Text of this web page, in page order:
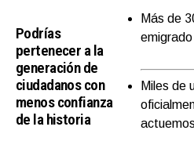
Podrías
pertenecer a la
generación de
ciudadanos con
menos confianza
de la historia
Más de
Miles de
actuemos